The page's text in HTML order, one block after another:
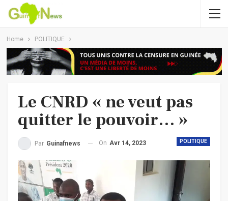
Home POLITIQUE
Le CNRD « ne veut pas
quitter le pouvoir… »
POLITIQUE
Par Guinafnews On Avr 14, 2023